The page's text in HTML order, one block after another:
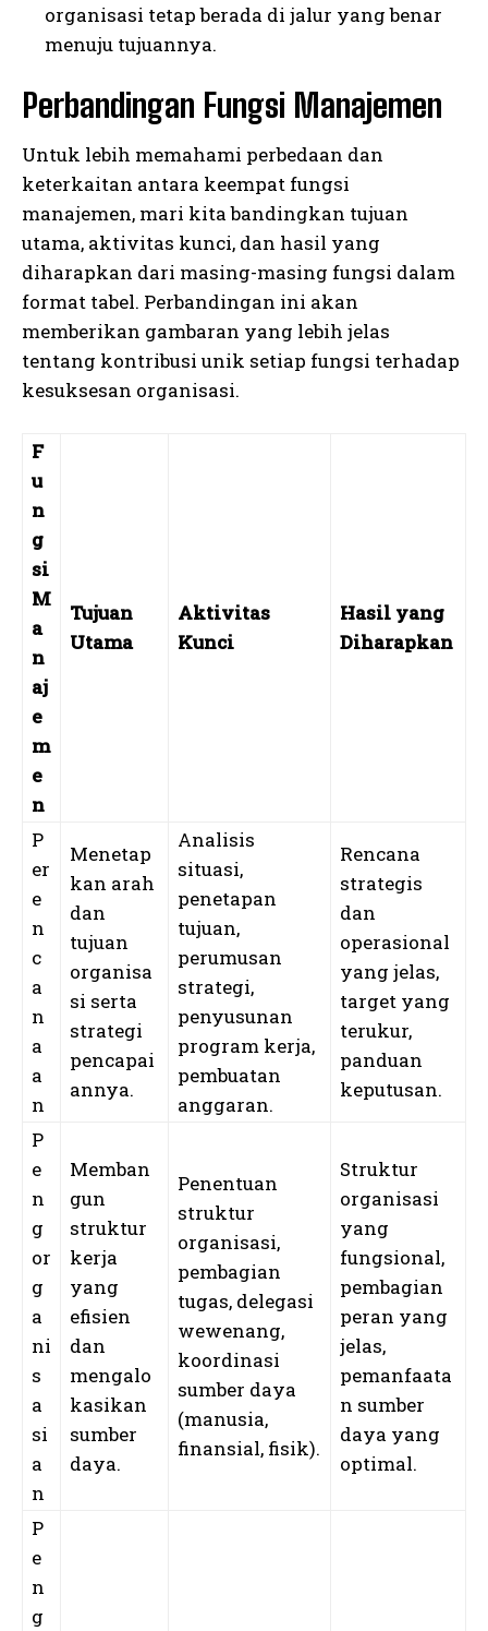
organisasi tetap berada di jalur yang benar
menuju tujuannya.
Perbandingan Fungsi Manajemen
Untuk lebih memahami perbedaan dan
keterkaitan antara keempat fungsi
manajemen, mari kita bandingkan tujuan
utama, aktivitas kunci, dan hasil yang
diharapkan dari masing-masing fungsi dalam
format tabel. Perbandingan ini akan
memberikan gambaran yang lebih jelas
tentang kontribusi unik setiap fungsi terhadap
kesuksesan organisasi.
F
u
n
g
si
M
a
n
aj
e
m
e
n
Tujuan
Utama
Aktivitas
Kunci
Hasil yang
Diharapkan
P
er
e
n
c
a
n
a
a
n
Menetap
kan arah
dan
tujuan
organisa
si serta
strategi
pencapai
annya.
Analisis
situasi,
penetapan
tujuan,
perumusan
strategi,
penyusunan
program kerja,
pembuatan
anggaran.
Rencana
strategis
dan
operasional
yang jelas,
target yang
terukur,
panduan
keputusan.
P
e
n
g
or
g
a
ni
s
a
si
a
n
Memban
gun
struktur
kerja
yang
efisien
dan
mengalo
kasikan
sumber
daya.
Penentuan
struktur
organisasi,
pembagian
tugas, delegasi
wewenang,
koordinasi
sumber daya
(manusia,
finansial, fisik).
Struktur
organisasi
yang
fungsional,
pembagian
peran yang
jelas,
pemanfaata
n sumber
daya yang
optimal.
P
e
n
g